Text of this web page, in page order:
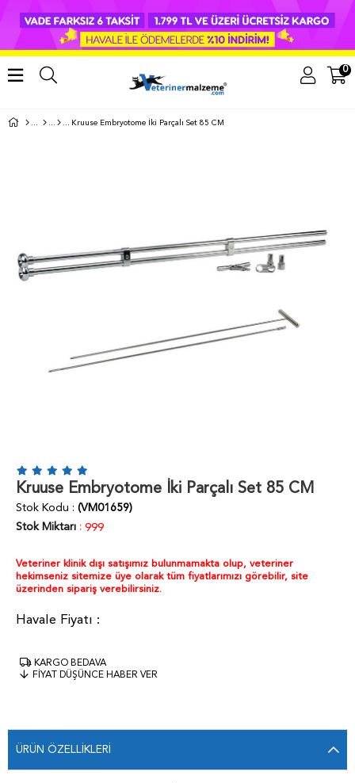
0
Kruuse Embryotome İki Parçalı Set 85 CM
Kruuse Embryotome İki Parçalı Set 85 CM
Stok Kodu
(VM01659)
Stok Miktarı : 999
Veteriner klinik dışı satışımız bulunmamakta olup, veteriner
hekimseniz sitemize üye olarak tüm fiyatlarımızı görebilir, site
üzerinden sipariş verebilirsiniz.
KARGO BEDAVA
FIYAT DÜŞÜNCE HABER VER
ÜRÜN ÖZELLIKLERI